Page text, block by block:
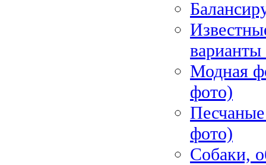
Модная
фото)
фото)
Собаки,